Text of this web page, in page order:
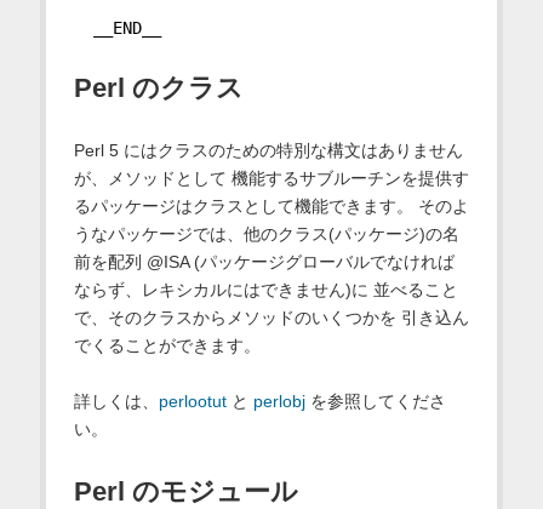
__END__
Perl のクラス
Perl 5 にはクラスのための特別な構文はありません
が、メソッドとして 機能するサブルーチンを提供す
るパッケージはクラスとして機能できます。 そのよ
うなパッケージでは、他のクラス(パッケージ)の名
前を配列 @ISA (パッケージグローバルでなければ
ならず、レキシカルにはできません)に 並べること
で、そのクラスからメソッドのいくつかを 引き込ん
でくることができます。
詳しくは、 perlootutと perlobjを参照してくださ
い。
Perl のモジュール